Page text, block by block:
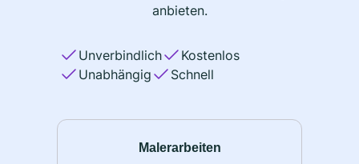
anbieten.
Unverbindlich
Kostenlos
Unabhängig
Schnell
Malerarbeiten